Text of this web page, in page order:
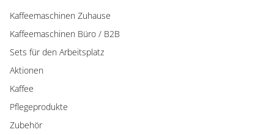
Kaffeemaschinen Zuhause
Kaffeemaschinen Büro / B2B
Sets für den Arbeitsplatz
Aktionen
Kaffee
Pflegeprodukte
Zubehör